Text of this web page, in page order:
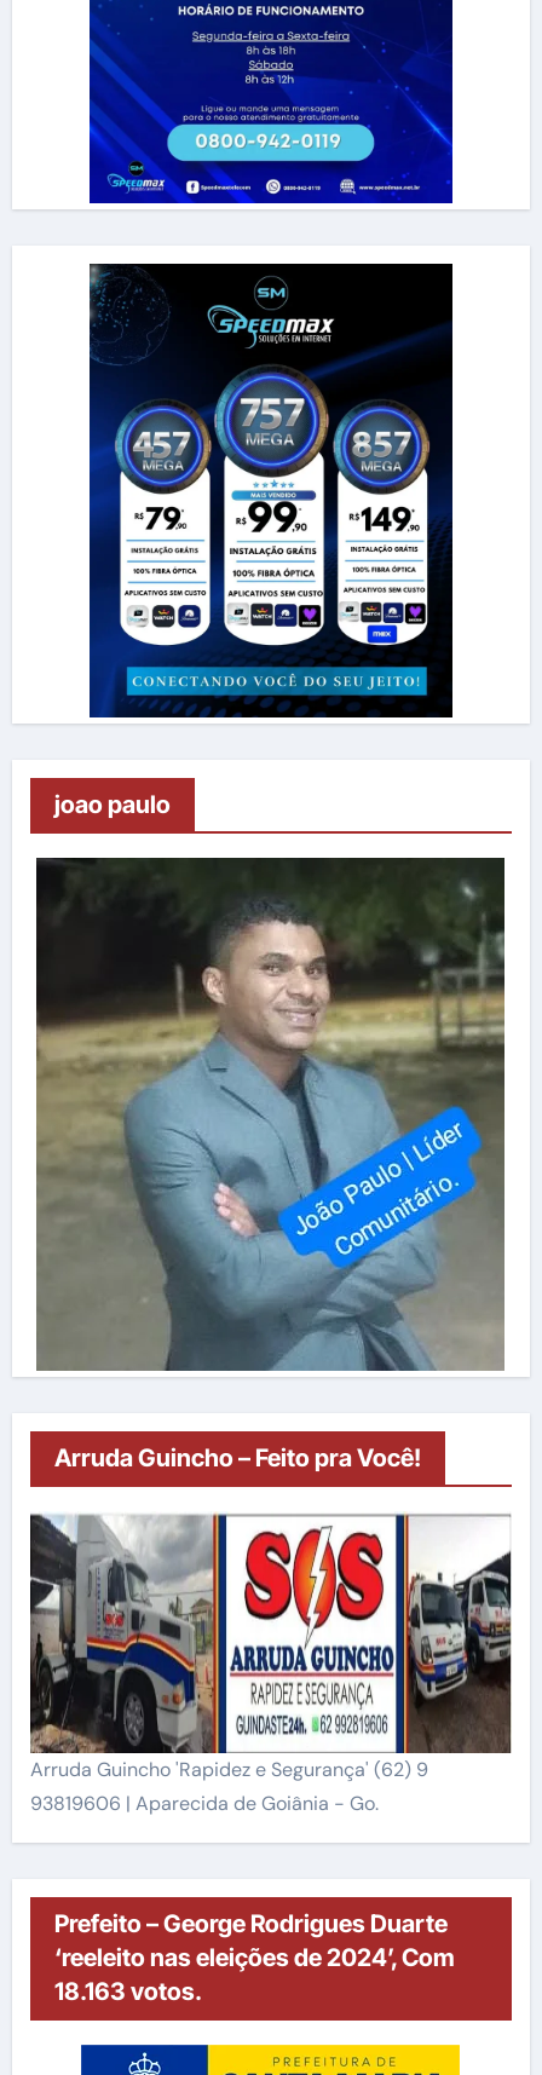
joao paulo
Arruda Guincho – Feito pra Você!
Arruda Guincho 'Rapidez e Segurança' (62) 9
93819606 | Aparecida de Goiânia - Go.
Prefeito – George Rodrigues Duarte
‘reeleito nas eleições de 2024’, Com
18.163 votos.